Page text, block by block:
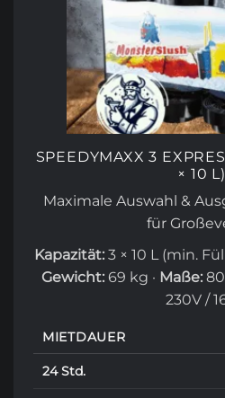
SPEEDYMAXX 3
× 10 L)
Maximale Auswahl &
für
Kapazität: 3 × 10 L (min.
Gewicht:69 kg · Maße:
230V /
MIETDAUER
24 Std.